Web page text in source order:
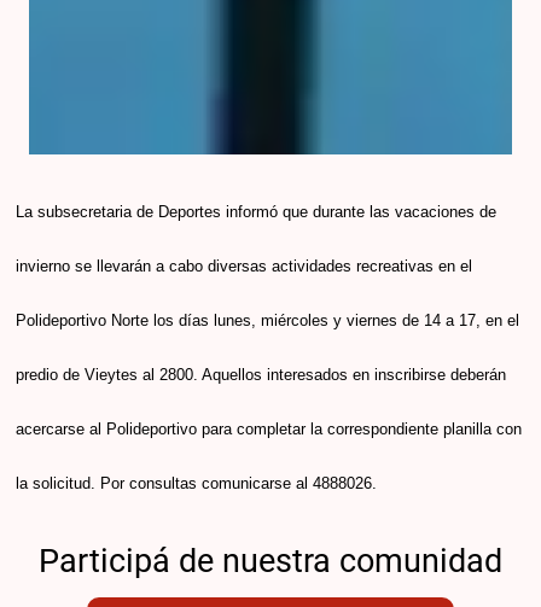
La subsecretaria de Deportes informó que durante las vacaciones de
invierno se llevarán a cabo diversas actividades recreativas en el
Polideportivo Norte los días lunes, miércoles y viernes de 14 a 17, en el
predio de Vieytes al 2800.Aquellos interesados en inscribirse deberán
acercarse al Polideportivo para completar la correspondiente planilla con
la solicitud. Por consultas comunicarse al 4888026.
Participá de nuestra comunidad